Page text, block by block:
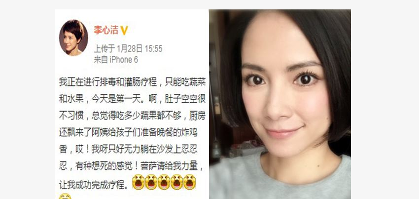
療院所的服務，更是民眾了解自身健康
狀況、啟動健康管理的重要起點。
前往專題
前往專題
前往專題